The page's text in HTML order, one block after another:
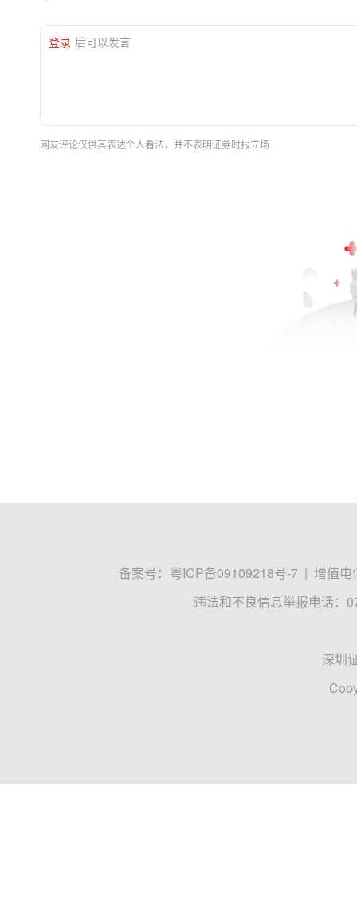
登录 后可以发言
网友评论仅供其表达个人看法，并不表明证券时报立场
备案号： 粤ICP备09109218号-7 | 增值电
违法和不良信息举报电话：
深圳